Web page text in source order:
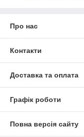
Про нас
Контакти
Доставка та оплата
Графік роботи
Повна версія сайту